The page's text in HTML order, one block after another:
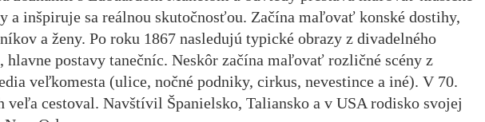
a inšpiruje sa reálnou skutočnosťou. Začína maľovať konské dostihy,
a ženy. Po roku 1867 nasledujú typické obrazy z divadelného
hlavne postavy tanečníc. Neskôr začína maľovať rozličné scény z
veľkomesta (ulice, nočné podniky, cirkus, nevestince a iné). V 70.
veľa cestoval. Navštívil Španielsko, Taliansko a v USA rodisko svojej